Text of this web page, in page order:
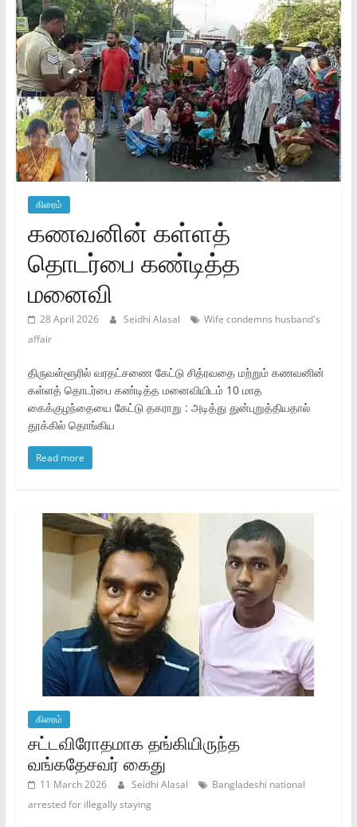
கிரைம்
கணவனின் கள்ளத்
தொடர்பை கண்டித்த
மனைவி
28 April 2026 Seidhi Alasal
Wife condemns husband's
affair
திருவள்ளூரில் வரதட்சணை கேட்டு சித்ரவதை மற்றும் கணவனின்
கள்ளத் தொடர்பை கண்டித்த மனைவியிடம் 10 மாத
கைக்குழந்தையை கேட்டு தகராறு : அடித்து துன்புறுத்தியதால்
தூக்கில் தொங்கிய
Read more
கிரைம்
சட்டவிரோதமாக தங்கியிருந்த
வங்கதேசவர் கைது
11 March 2026 Seidhi Alasal
Bangladeshi national
arrested for illegally staying